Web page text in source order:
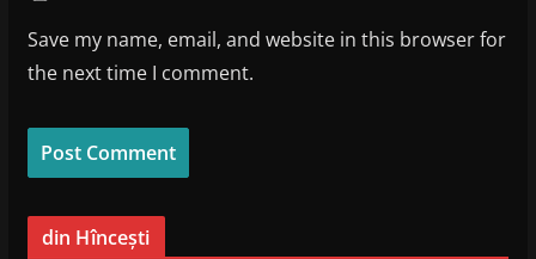
Save my name, email, and website in this browser for
the next time I comment.
din Hîncești